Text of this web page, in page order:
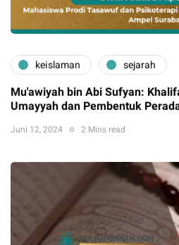
keislaman sejarah
Mu'awiyah bin Abi Sufyan:
Umayyah dan Pembentuk
Juni 12, 2024 2 Mins read